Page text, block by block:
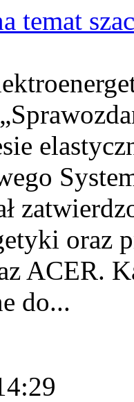
temat
oraz
ACER.
do...